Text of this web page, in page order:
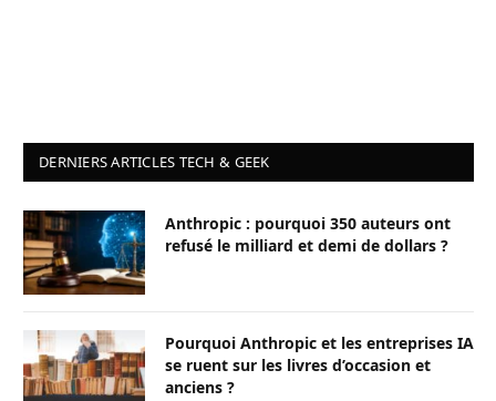
DERNIERS ARTICLES TECH & GEEK
Anthropic : pourquoi 350 auteurs ont
refusé le milliard et demi de dollars ?
Pourquoi Anthropic et les entreprises IA
se ruent sur les livres d’occasion et
anciens ?